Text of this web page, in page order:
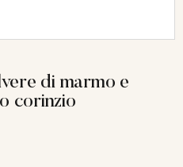
di marmo e
corinzio